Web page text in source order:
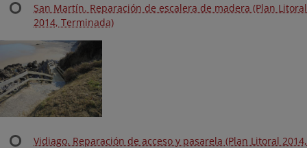
San Martín. Reparación de escalera de madera (Plan Litoral
2014, Terminada)
Vidiago. Reparación de acceso y pasarela (Plan Litoral 2014,